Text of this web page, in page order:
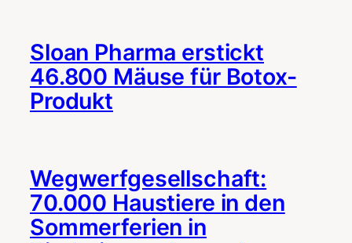
Sloan Pharma erstickt
46.800 Mäuse für Botox-
Produkt
Wegwerfgesellschaft:
70.000 Haustiere in den
Sommerferien in